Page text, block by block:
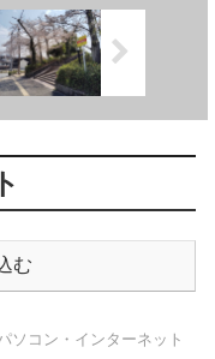
む
ソコン・インターネット